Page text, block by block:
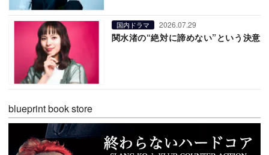
国内ドラマ 2026.07.29
関水渚の“絶対に諦めない”という決意
blueprint book store